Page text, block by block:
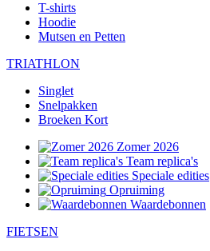
T-shirts
Hoodie
Mutsen en Petten
TRIATHLON
Singlet
Snelpakken
Broeken Kort
Zomer 2026
Team replica's
Speciale edities
Opruiming
Waardebonnen
FIETSEN